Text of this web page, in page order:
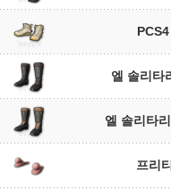
엘 솔리타
엘 솔리타
프리